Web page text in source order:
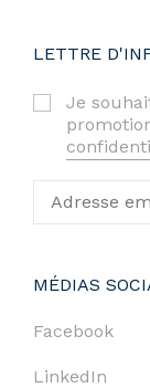
LETTRE
Je
MÉDIAS
Facebook
LinkedIn